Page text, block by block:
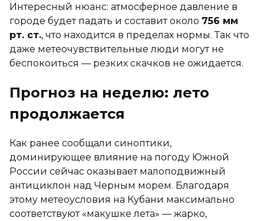
Интересный нюанс: атмосферное давление в
городе будет падать и составит около 756 мм
рт. ст., что находится в пределах нормы. Так что
даже метеочувствительные люди могут не
беспокоиться — резких скачков не ожидается.
Прогноз на неделю: лето
продолжается
Как ранее сообщали синоптики,
доминирующее влияние на погоду Южной
России сейчас оказывает малоподвижный
антициклон над Черным морем. Благодаря
этому метеоусловия на Кубани максимально
соответствуют «макушке лета» — жарко,